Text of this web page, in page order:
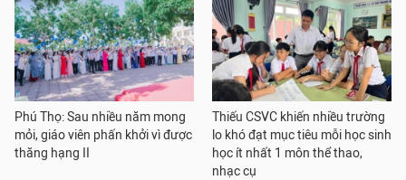
Phú Thọ: Sau nhiều năm mong
mỏi, giáo viên phấn khởi vì được
thăng hạng II
Thiếu CSVC khiến nhiều trường
lo khó đạt mục tiêu mỗi học sinh
học ít nhất 1 môn thể thao,
nhạc cụ